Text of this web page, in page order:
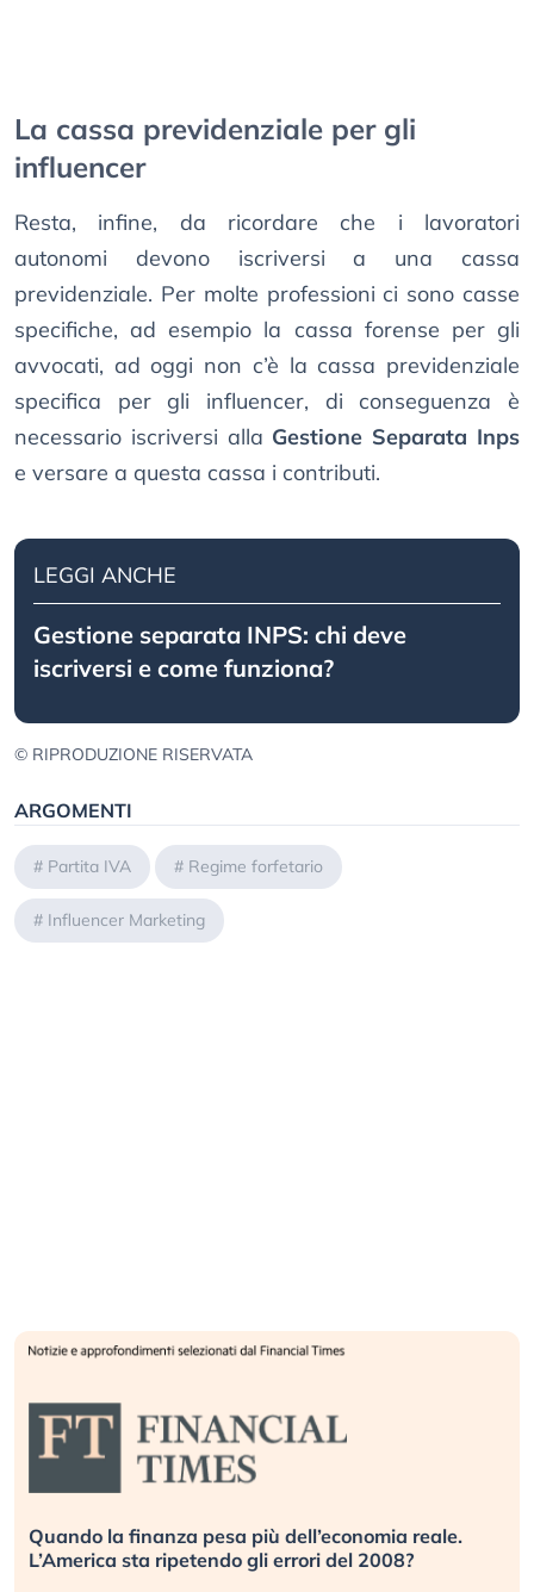
La cassa previdenziale per gli
influencer
Resta, infine, da ricordare che i lavoratori
autonomi devono iscriversi a una cassa
previdenziale. Per molte professioni ci sono casse
specifiche, ad esempio la cassa forense per gli
avvocati, ad oggi non c’è la cassa previdenziale
specifica per gli influencer, di conseguenza è
necessario iscriversi alla Gestione Separata Inps
e versare a questa cassa i contributi.
LEGGI ANCHE
Gestione separata INPS: chi deve
iscriversi e come funziona?
© RIPRODUZIONE RISERVATA
ARGOMENTI
# Partita IVA # Regime forfetario
# Influencer Marketing
Quando la finanza pesa più dell’economia reale.
L’America sta ripetendo gli errori del 2008?